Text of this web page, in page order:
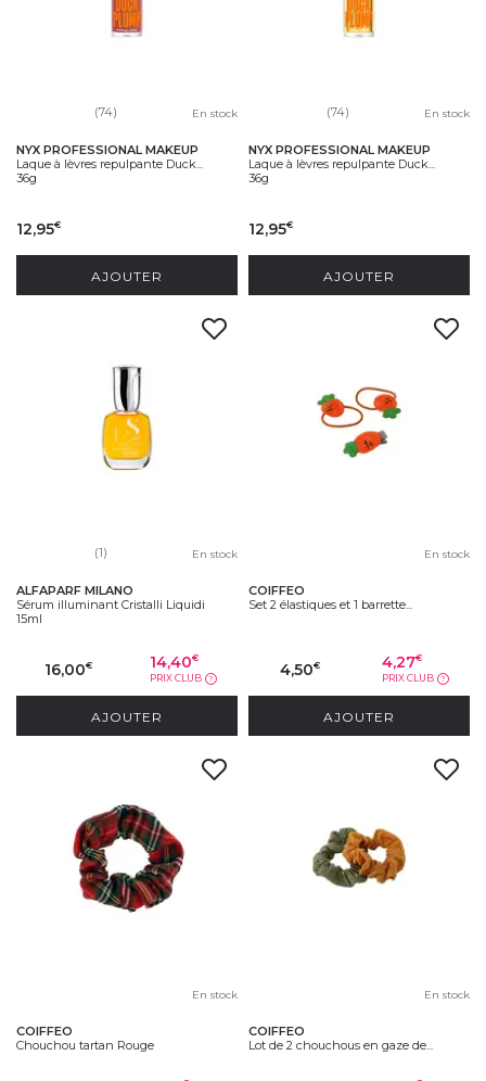
(74) En stock
NYX PROFESSIONAL MAKEUP
Laque à lèvres repulpante Duck...
36g
12,95€
AJOUTER
(74) En stock
NYX PROFESSIONAL MAKEUP
Laque à lèvres repulpante Duck...
36g
12,95€
AJOUTER
(1) En stock
ALFAPARF MILANO
Sérum illuminant Cristalli Liquidi
15ml
16,00€ 14,40€
PRIX CLUB ?
AJOUTER
En stock
COIFFEO
Set 2 élastiques et 1 barrette...
4,50€ 4,27€
PRIX CLUB ?
AJOUTER
En stock
COIFFEO
Chouchou tartan Rouge
En stock
COIFFEO
Lot de 2 chouchous en gaze de...